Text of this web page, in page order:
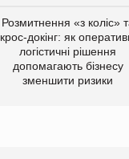
Розмитнення «з коліс»
крос-докінг: як
логістичні рішення
допомагають бізнесу
зменшити ризики